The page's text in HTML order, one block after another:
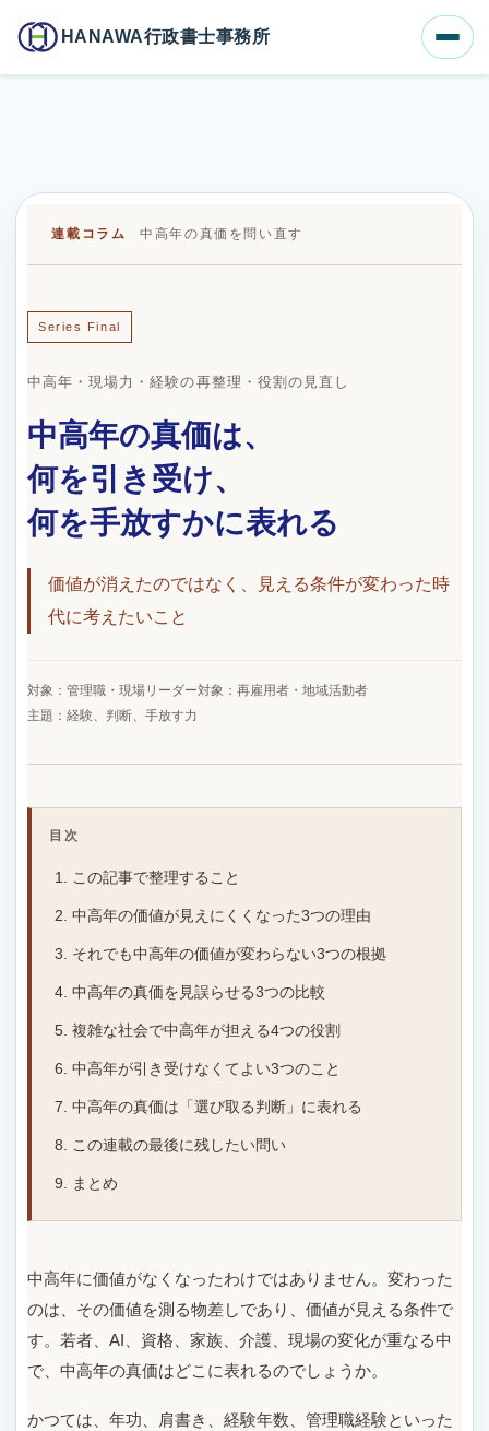
HANAWA行政書士事務所
ホーム
ブログ一覧
中高年の真価は、何を引き受け、何を手放すかに表れる
連載コラム 中高年の真価を問い直す
Series Final
中高年・現場力・経験の再整理・役割の見直し
中高年の真価は、
何を引き受け、
何を手放すかに表れる
価値が消えたのではなく、見える条件が変わった時
代に考えたいこと
対象：管理職・現場リーダー対象：再雇用者・地域活動者
主題：経験、判断、手放す力
目次
この記事で整理すること
中高年の価値が見えにくくなった3つの理由
それでも中高年の価値が変わらない3つの根拠
中高年の真価を見誤らせる3つの比較
複雑な社会で中高年が担える4つの役割
中高年が引き受けなくてよい3つのこと
中高年の真価は「選び取る判断」に表れる
この連載の最後に残したい問い
まとめ
中高年に価値がなくなったわけではありません。変わった
のは、その価値を測る物差しであり、価値が見える条件で
す。若者、AI、資格、家族、介護、現場の変化が重なる中
で、中高年の真価はどこに表れるのでしょうか。
かつては、年功、肩書き、経験年数、管理職経験といった